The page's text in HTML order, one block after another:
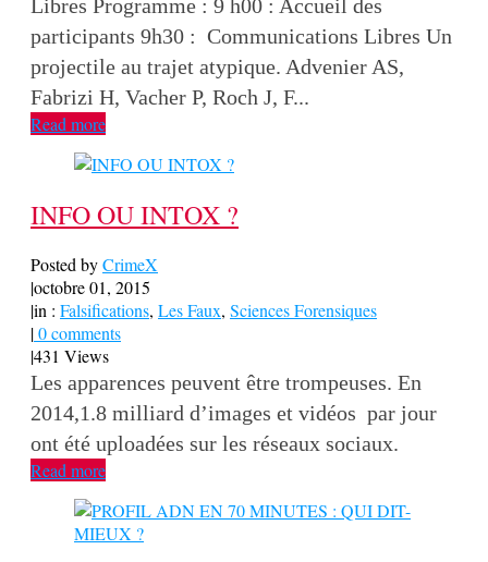
Libres Programme : 9 h00 : Accueil des
participants 9h30 : Communications Libres Un
projectile au trajet atypique. Advenier AS,
Fabrizi H, Vacher P, Roch J, F...
Read more
INFO OU INTOX ?
Posted byCrimeX
|octobre 01, 2015
|in : Falsifications, Les Faux, Sciences Forensiques
|0 comments
|431 Views
Les apparences peuvent être trompeuses. En
2014,1.8 milliard d’images et vidéos par jour
ont été uploadées sur les réseaux sociaux.
Read more